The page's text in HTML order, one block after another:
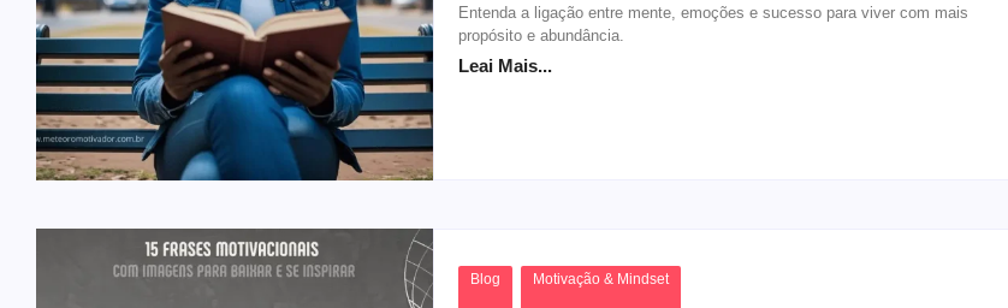
Entenda a ligação entre mente, emoções e sucesso para viver com mais
propósito e abundância.
Leai Mais...
Blog Motivação & Mindset